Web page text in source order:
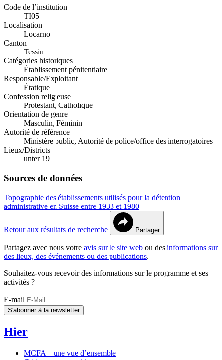
Code de l’institution
TI05
Localisation
Locarno
Canton
Tessin
Catégories historiques
Établissement pénitentiaire
Responsable/Exploitant
Étatique
Confession religieuse
Protestant, Catholique
Orientation de genre
Masculin, Féminin
Autorité de référence
Ministère public, Autorité de police/office des interrogatoires
Lieux/Districts
unter 19
Sources de données
Topographie des établissements utilisés pour la détention
administrative en Suisse entre 1933 et 1980
Retour aux résultats de recherche Partager
Partagez avec nous votre avis sur le site web ou des informations sur
des lieux, des événements ou des publications.
Souhaitez-vous recevoir des informations sur le programme et ses
activités ?
E-mail
S'abonner à la newsletter
Hier
MCFA – une vue d’ensemble